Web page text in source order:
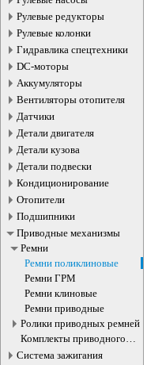
Рулевые редукторы
Рулевые колонки
Гидравлика спецтехники
DC-моторы
Аккумуляторы
Вентиляторы отопителя
Датчики
Детали двигателя
Детали кузова
Детали подвески
Кондиционирование
Отопители
Подшипники
Приводные механизмы
Ремни
Ремни поликлиновые
Ремни ГРМ
Ремни клиновые
Ремни приводные
Ролики приводных ремней
Комплекты приводного
ремня
Система зажигания